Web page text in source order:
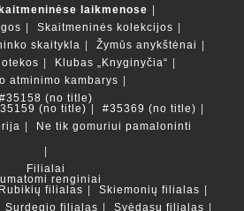
laikmenose
Skaitmeninės kolekcijos
skaitykla
Žymūs anykštėnai
Klubas „Knyginyčia“
atminimo kambarys
#35158 (no title)
(no title)
#35369 (no title)
Ne tik gomuriui pamaloninti
Filialai
renginiai
Rubikių filialas
Skiemonių filialas
Surdegio filialas
Svėdasų filialas